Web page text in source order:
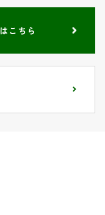
こちら